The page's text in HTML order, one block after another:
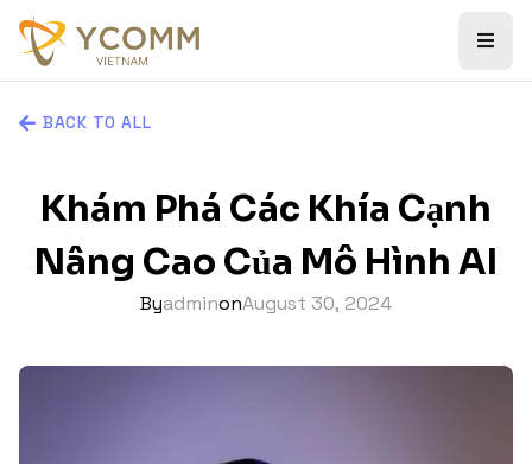
BACK TO ALL
Khám Phá Các Khía Cạnh
Nâng Cao Của Mô Hình AI
ByadminonAugust 30, 2024